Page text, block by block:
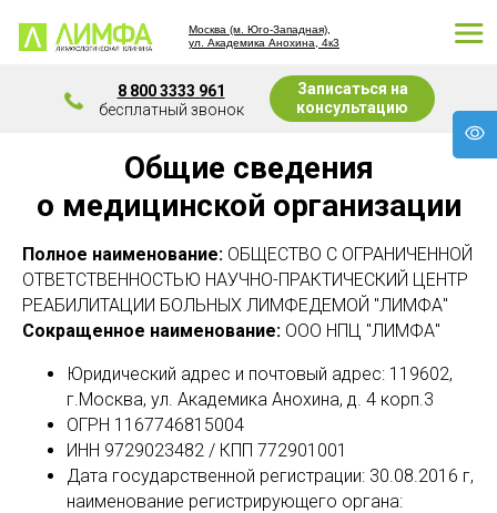
8 800 3333 961
бесплатный звонок
Записаться на
консультацию
Москва (м. Юго-Западная),
ул. Академика Анохина, 4к3
Общие сведения
о медицинской организации
Полное наименование: ОБЩЕСТВО С ОГРАНИЧЕННОЙ
ОТВЕТСТВЕННОСТЬЮ НАУЧНО-ПРАКТИЧЕСКИЙ ЦЕНТР
РЕАБИЛИТАЦИИ БОЛЬНЫХ ЛИМФЕДЕМОЙ "ЛИМФА"
Сокращенное наименование: ООО НПЦ "ЛИМФА"
Юридический адрес и почтовый адрес: 119602,
г.Москва, ул. Академика Анохина, д. 4 корп.3
ОГРН 1167746815004
ИНН 9729023482 / КПП 772901001
Дата государственной регистрации: 30.08.2016 г,
наименование регистрирующего органа: